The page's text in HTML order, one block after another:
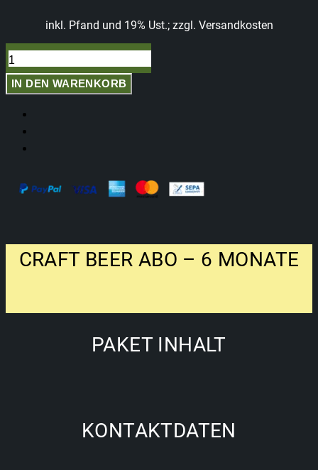
inkl. Pfand und 19% Ust.; zzgl. Versandkosten
Craft
Beer
Abo
Monate
IN DEN WARENKORB
CRAFT BEER ABO – 6 MONATE
PAKET INHALT
KONTAKTDATEN